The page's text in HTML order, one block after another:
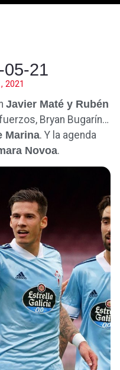
05-21
2021
Javier Maté y Rubén
Bryan Bugarín…
Marina. Y la agenda
Novoa.